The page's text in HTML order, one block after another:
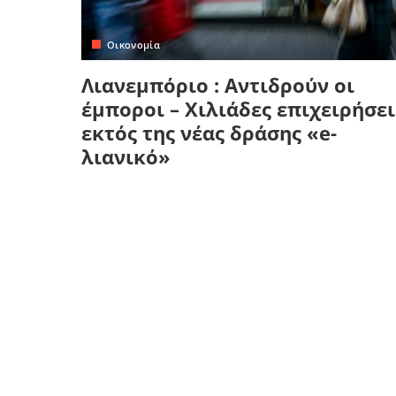
Κρήτη
Κυκλάδες
Πελοπόννησος
Οικονομία
Λιανεμπόριο : Αντιδρούν οι
έμποροι – Χιλιάδες
εκτός της νέας δράσης «e-
λιανικό»